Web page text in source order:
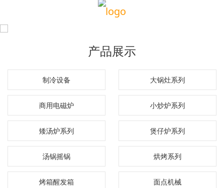
产品展示
制冷设备 大锅灶系列
商用电磁炉 小炒炉系列
矮汤炉系列 煲仔炉系列
汤锅摇锅 烘烤系列
烤箱醒发箱 面点机械